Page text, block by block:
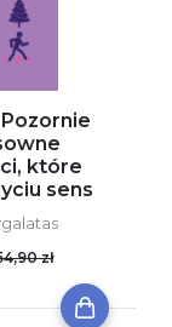
Pozornie
które
sens
zł